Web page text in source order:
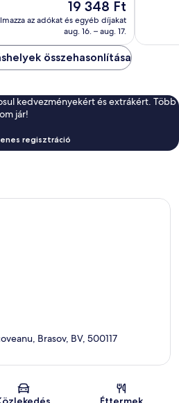
Az
ár
19 348 Ft
19 348 Ft
az adókat és egyéb díjakat
aug. 16. – aug. 17.
összehasonlítása
kedvezményekért és extrákért. Több
jár!
regisztráció
Térkép
Brasov, BV, 500117